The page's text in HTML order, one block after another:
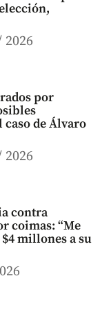
2026
por
de Álvaro
2026
contra
coimas: “Me
millones a su